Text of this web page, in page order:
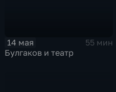
14 мая
55 мин
Булгаков и театр